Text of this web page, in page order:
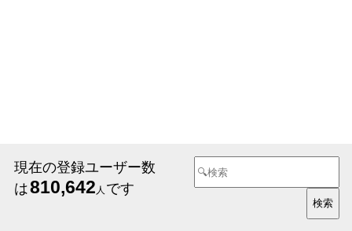
現在の登録ユーザー数
は810,642 人 です